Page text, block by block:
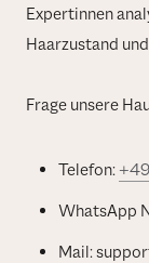
Expertinnen
Haarzustand
Frage unsere
Telefon:
WhatsApp
Mail: